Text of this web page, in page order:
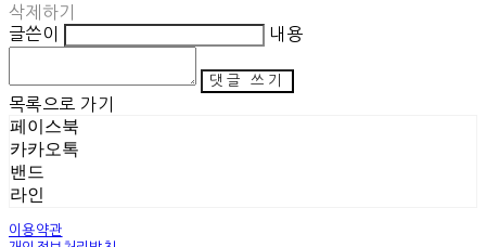
삭제하기
글쓴이
내용
댓글 쓰기
목록으로 가기
페이스북
카카오톡
밴드
라인
이용약관